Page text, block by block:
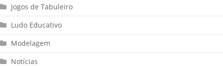
Jogos de Tabuleiro
Ludo Educativo
Modelagem
Notícias